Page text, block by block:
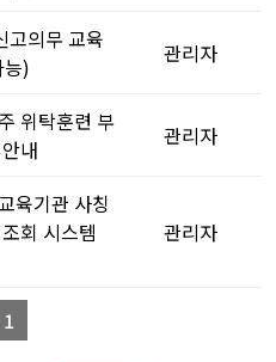
고의무 교육
)
관리자
위탁훈련 부
내
관리자
육기관 사칭
회 시스템
관리자
1